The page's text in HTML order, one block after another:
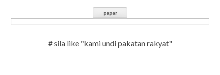
# sila like "kami undi pakatan rakyat"